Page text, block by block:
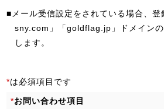
■メール受信設定をされている場合、
sny.com」「goldflag.jp」ドメイン
します。
*は必須項目です
*お問い合わせ項目